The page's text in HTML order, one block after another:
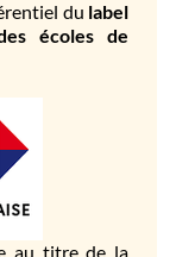
du label
écoles de
au titre de la